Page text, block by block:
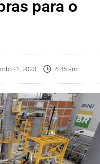
para o
1, 2023 6:45 am